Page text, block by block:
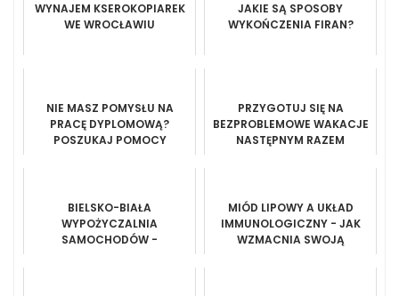
WYNAJEM KSEROKOPIAREK
WE WROCŁAWIU
JAKIE SĄ SPOSOBY
WYKOŃCZENIA FIRAN?
NIE MASZ POMYSŁU NA
PRACĘ DYPLOMOWĄ?
POSZUKAJ POMOCY
PRZYGOTUJ SIĘ NA
BEZPROBLEMOWE WAKACJE
NASTĘPNYM RAZEM
BIELSKO-BIAŁA
WYPOŻYCZALNIA
SAMOCHODÓW -
MIÓD LIPOWY A UKŁAD
IMMUNOLOGICZNY - JAK
WZMACNIA SWOJĄ